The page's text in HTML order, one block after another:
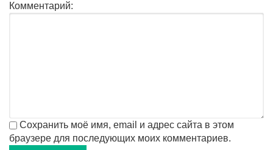
Комментарий:
Сохранить моё имя, email и адрес сайта в этом
браузере для последующих моих комментариев.